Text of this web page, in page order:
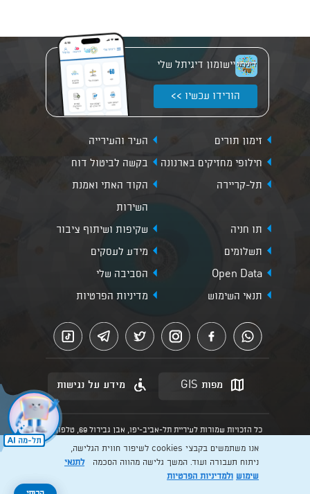
יישומון דיגיתל שלי
הורידו עכשיו >>
זימון תורים
העיר והעירייה
חילופי מחזיקים בארנונה
בקשה לביטול דוח
תל-קריירה
הקוד האתי ואמנת
השירות
תו חניה
שקיפות ושיתוף ציבור
תשלומים
מידע לעסקים
Open Data
הסביבה שלי
תנאי השימוש
מדיניות הפרטיות
מפות GIS מידע על נגישות
כל הזכויות שמורות לעיריית תל-אביב-יפו, אבן גבירול 69, טלפון:
הנוסח המחייב הוא זה הקבוע בהוראות הדין הרלוונטיות כפי שתהיינה
בתוקף מעת לעת
Created by: Layer. Digital studio
אנו משתמשים בקבצי cookies לשיפור חווית הגלישה,
ניתוח תעבורה ועוד. המשך גלישה מהווה הסכמהלתנאי
שימוש ולמדיניות הפרטיות